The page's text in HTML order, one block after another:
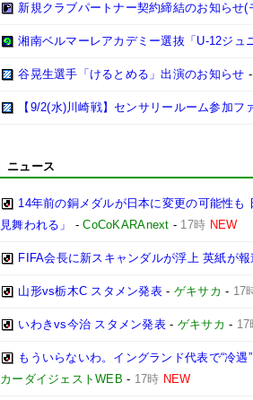
新規クラブパートナー契約締結のお知らせ
湘南ベルマーレアカデミー選抜「U-12ジ
谷晃生選手「けるとめる」出演のお知らせ -
【9/2(水)川崎戦】センサリールーム参加フ
ニュース
14年前の銅メダルが日本に変更の可能性も
見舞われる」
-CoCoKARAnext - 17時 NEW
FIFA会長に新スキャンダルが浮上 英紙が
山形vs栃木C スタメン発表 - ゲキサカ - 17
いわきvs今治 スタメン発表 - ゲキサカ - 17
もういらないわ。イングランド代表で“冷
カーダイジェストWEB - 17時 NEW